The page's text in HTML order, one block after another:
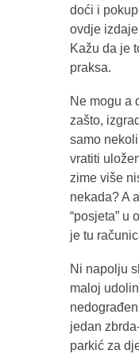
doći i
ovdje
Kažu da je
praksa.
Ne mogu a
zašto,
samo
vratiti
zime više
nekada? A
“posjeta” u
je tu
Ni napolju
maloj
jedan
parkić za